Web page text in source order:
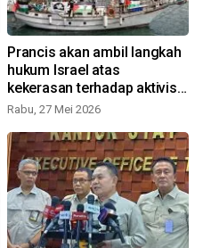
Prancis akan ambil langkah
hukum Israel atas
kekerasan terhadap aktivis
flotilla
Rabu, 27 Mei 2026